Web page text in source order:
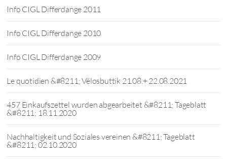
Info CIGL Differdange 2011
Info CIGL Differdange 2010
Info CIGL Differdange 2009
Le quotidien &#8211; Vëlosbuttik 21.08.+ 22.08.2021
457 Einkaufszettel wurden abgearbeitet &#8211; Tageblatt
&#8211; 18.11.2020
Nachhaltigkeit und Soziales vereinen &#8211; Tageblatt
&#8211; 02.10.2020